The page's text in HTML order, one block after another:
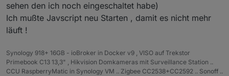
sehen den ich noch eingeschaltet habe)
Ich mußte Javscript neu Starten , damit es nicht mehr
läuft !
Synology 918+ 16GB - ioBroker in Docker v9 , VISO auf Trekstor
Primebook C13 13,3" , Hikvision Domkameras mit Surveillance Station ..
CCU RaspberryMatic in Synology VM .. Zigbee CC2538+CC2592 .. Sonoff ..